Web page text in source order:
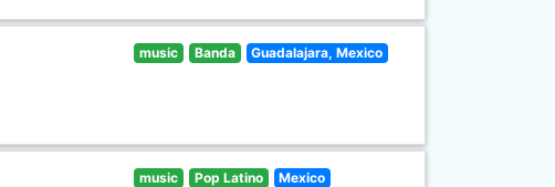
music Banda Guadalajara, Mexico
music Pop Latino Mexico